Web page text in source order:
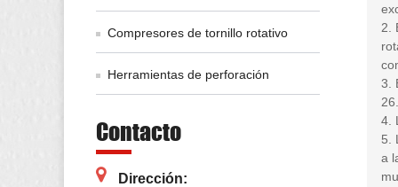
2.
3.
4.
5.
a
Compresores de tornillo rotativo
Herramientas de perforación
Contacto
Dirección: